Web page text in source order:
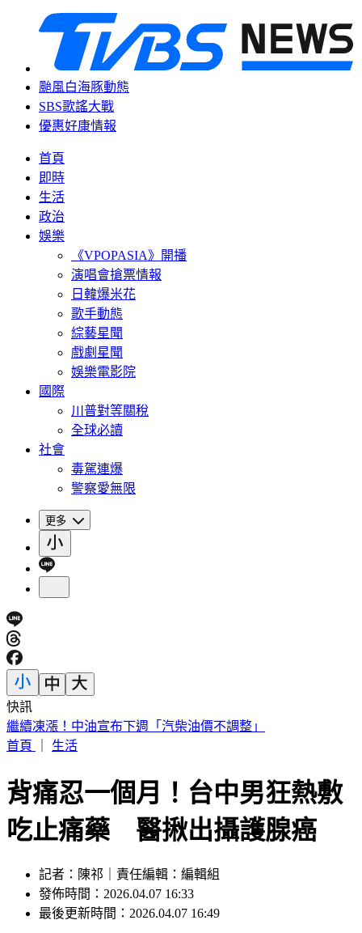
颱風白海豚動態
SBS歌謠大戰
優惠好康情報
首頁
即時
生活
政治
娛樂
《VPOPASIA》開播
演唱會搶票情報
日韓爆米花
歌手動態
綜藝星聞
戲劇星聞
娛樂電影院
國際
川普對等關稅
全球必讀
社會
毒駕連爆
警察愛無限
更多
快訊
白海豚颱風發威！「10縣市豪雨特報」下到明天 2地紅色警
戒
背痛忍一個月！台中男狂熱敷
吃止痛藥 醫揪出攝護腺癌
記者：陳祁｜責任編輯：編輯組
發佈時間：2026.04.07 16:33